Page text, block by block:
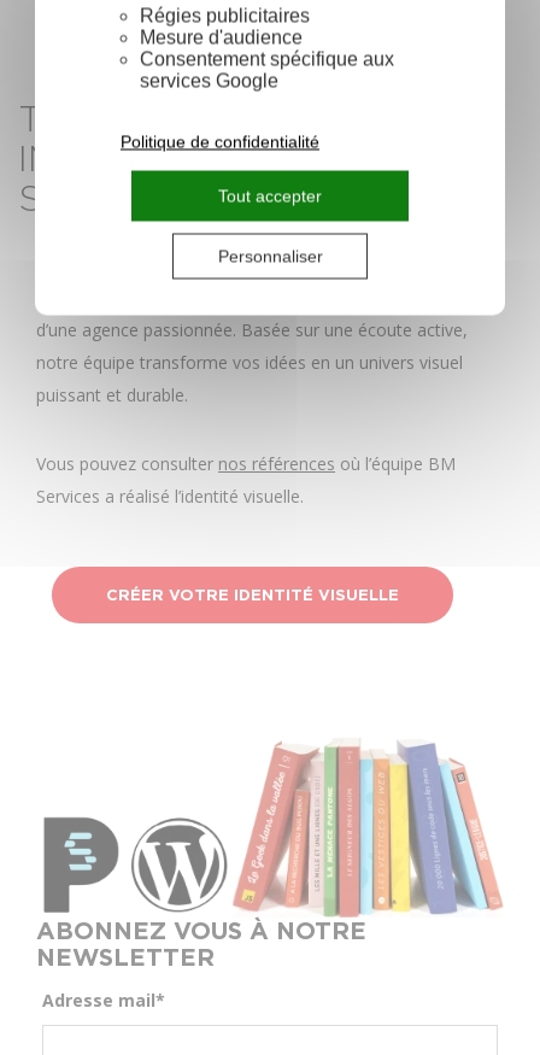
Régies publicitaires
Mesure d'audience
Consentement spécifique aux
services Google
Tout accepter
Personnaliser
Politique de confidentialité
Refonte graphique
TRANSFORMEZ VOTRE
IMAGE AVEC BM
SERVICES
Que vous soyez une PME, une collectivité ou un
d’une agence passionnée. Basée sur une écoute active,
notre équipe transforme vos idées en un univers visuel
puissant et durable.
Vous pouvez consulter nos références où l’équipe BM
Services a réalisé l’identité visuelle.
CRÉER VOTRE IDENTITÉ VISUELLE
ABONNEZ VOUS À NOTRE
NEWSLETTER
Adresse mail*